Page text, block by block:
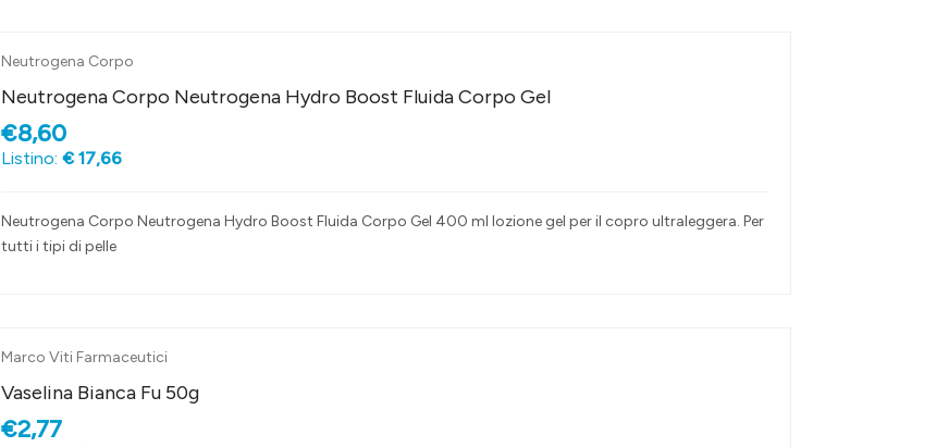
Neutrogena Corpo
Neutrogena Corpo Neutrogena Hydro Boost Fluida Corpo Gel
€8,60
Listino: € 17,66
Neutrogena Corpo Neutrogena Hydro Boost Fluida Corpo Gel 400 ml lozione gel per il copro ultraleggera. Per
tutti i tipi di pelle
Marco Viti Farmaceutici
Vaselina Bianca Fu 50g
€2,77